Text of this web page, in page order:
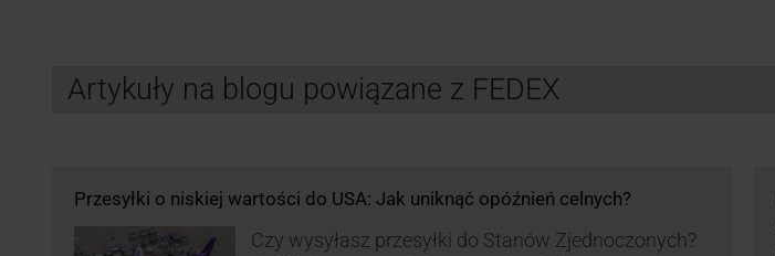
Artykuły na blogu powiązane z FEDEX
Przesyłki o niskiej wartości do USA: Jak uniknąć opóźnień celnych?
Czy wysyłasz przesyłki do Stanów Zjednoczonych?